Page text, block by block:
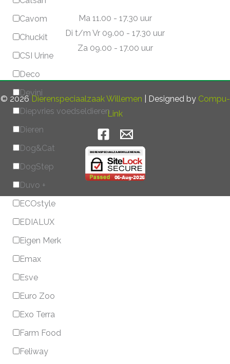
Cavom
Chuckit
CSI Urine
Deco
Devini
Diepvries voedseldieren
Dieren
Dog&Cat
DogStep
Duvo +
ECOstyle
EDIALUX
Eigen Merk
Emax
Esve
Euro Zoo
Exo Terra
Farm Food
Feliway
Ma 11.00 - 17.30 uur
Di t/m Vr 09.00 - 17.30 uur
Za 09.00 - 17.00 uur
© 2026 Dierenspeciaalzaak Willemen | Designed by Compu-
Link